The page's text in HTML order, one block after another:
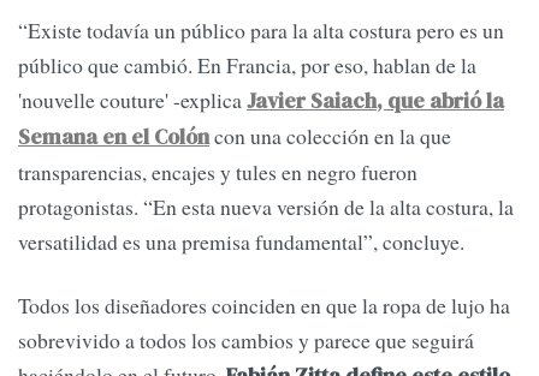
“Existe todavía un público para la alta costura pero es un
público que cambió. En Francia, por eso, hablan de la
'nouvelle couture' -explicaJavier Saiach, que abrió la
Semana en el Colóncon una colección en la que
transparencias, encajes y tules en negro fueron
protagonistas. “En esta nueva versión de la alta costura, la
versatilidad es una premisa fundamental”, concluye.
Todos los diseñadores coinciden en que la ropa de lujo ha
sobrevivido a todos los cambios y parece que seguirá